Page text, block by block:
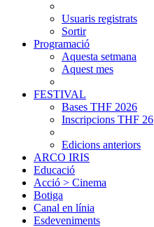
Usuaris registrats
Sortir
Programació
Aquesta setmana
Aquest mes
FESTIVAL
Bases THF 2026
Inscripcions THF 26
Edicions anteriors
ARCO IRIS
Educació
Acció > Cinema
Botiga
Canal en línia
Esdeveniments